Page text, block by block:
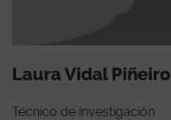
Laura Vidal Piñeiro
Técnico de investigación